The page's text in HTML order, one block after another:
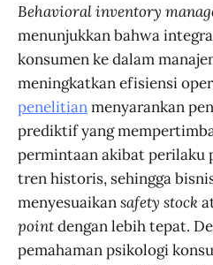
Behavioral inventory
menunjukkan bahwa
konsumen ke dalam
meningkatkan efisiensi
penelitianmenyarankan
prediktif yang
permintaan akibat perilaku
tren historis, sehingga
menyesuaikansafety stock
pointdengan lebih tepat.
pemahaman psikologi